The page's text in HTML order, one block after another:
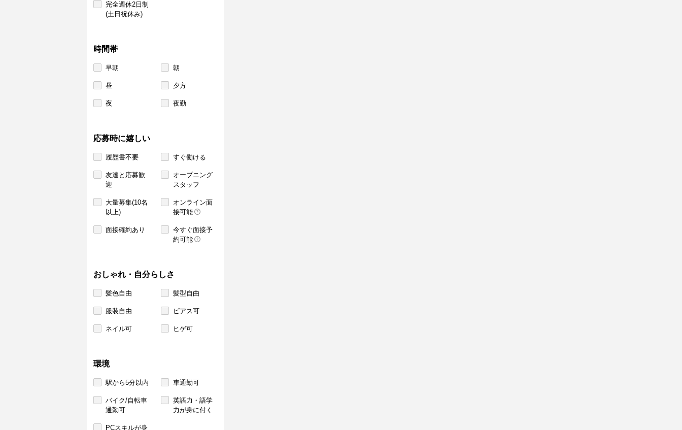
完全週休2日制
(土日祝休み)
時間帯
早朝 朝
昼 夕方
夜 夜勤
応募時に嬉しい
履歴書不要 すぐ働ける
友達と応募歓
迎
オープニング
スタッフ
大量募集(10名
以上)
オンライン面
接可能
面接確約あり
今すぐ面接予
約可能
おしゃれ・自分らしさ
髪色自由 髪型自由
服装自由 ピアス可
ネイル可 ヒゲ可
環境
駅から5分以内 車通勤可
バイク/自転車
通勤可
英語力・語学
力が身に付く
PCスキルが身